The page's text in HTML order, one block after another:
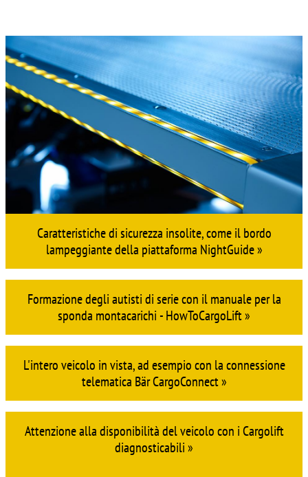
Caratteristiche di sicurezza insolite, come il bordo
lampeggiante della piattaforma NightGuide »